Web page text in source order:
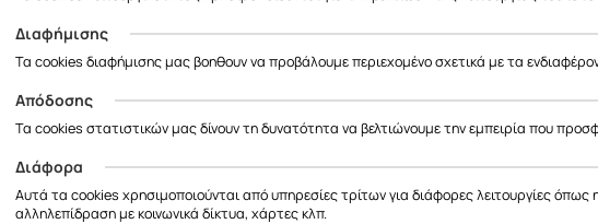
Θήκες από σιλικόνη με εκτύπωση στο πίσω μέρος και μαύρα πλαϊνά
Διαφήμισης
Τα cookies διαφήμισης μας βοηθουν να προβάλουμε περιεχομένο σχετικά με τα
Απόδοσης
Τα cookies στατιστικών μας δίνουν τη δυνατότητα να βελτιώνουμε την εμπειρία που
Διάφορα
Αυτά τα cookies χρησιμοποιούνται από υπηρεσίες τρίτων για διάφορες λειτουργίες όπως
αλληλεπίδραση με κοινωνικά δίκτυα, χάρτες κλπ.